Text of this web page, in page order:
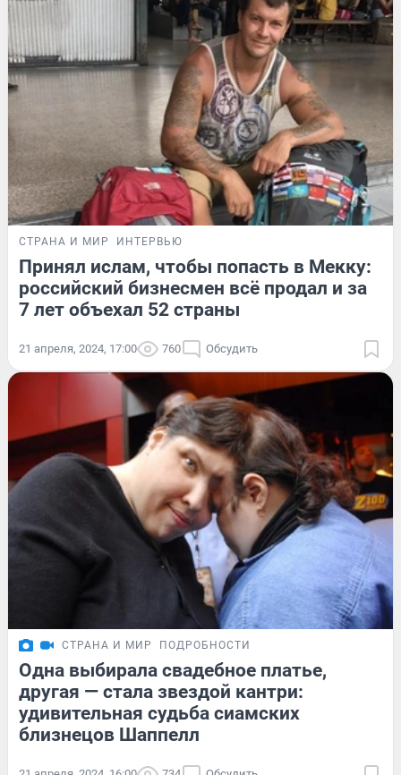
СТРАНА И МИР ИНТЕРВЬЮ
Принял ислам, чтобы попасть в Мекку:
российский бизнесмен всё продал и за
7 лет объехал 52 страны
21 апреля, 2024, 17:00 760 Обсудить
СТРАНА И МИР ПОДРОБНОСТИ
Одна выбирала свадебное платье,
другая — стала звездой кантри:
удивительная судьба сиамских
близнецов Шаппелл